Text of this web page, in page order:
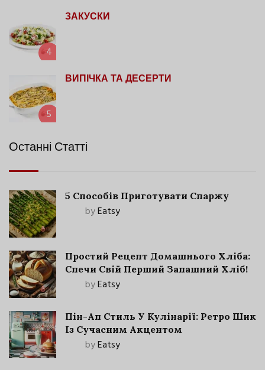
4
ЗАКУСКИ
5
ВИПІЧКА ТА ДЕСЕРТИ
Останні Статті
5 Способів Приготувати Спаржу
byEatsy
Простий Рецепт Домашнього Хліба:
Спечи Свій Перший Запашний Хліб!
byEatsy
Пін-Ап Стиль У Кулінарії: Ретро Шик
Із Сучасним Акцентом
byEatsy